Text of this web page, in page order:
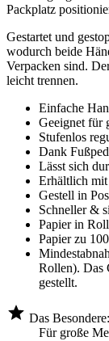
Packplatz
Gestartet und
wodurch beide
Verpacken sind.
leicht trennen.
Einfache
Geeignet für
Stufenlos
Dank
Lässt sich
Erhältlich mit
Gestell in
Schneller &
Papier in
Papier zu
Rollen). Das
gestellt.
Das Besondere:
Für große